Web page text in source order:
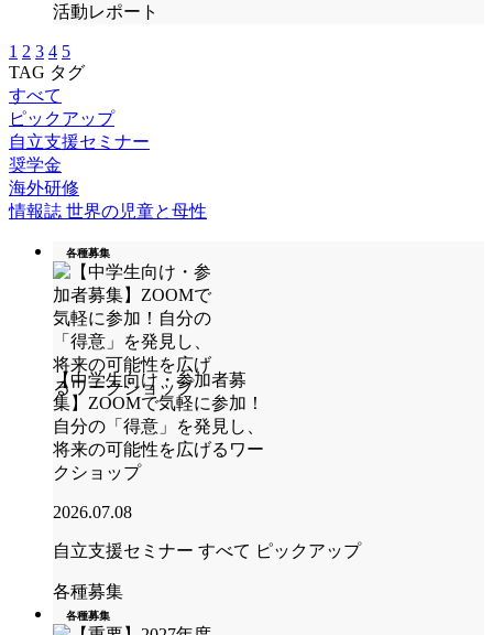
活動レポート
1 2 3 4 5
TAG タグ
すべて
ピックアップ
自立支援セミナー
奨学金
海外研修
情報誌 世界の児童と母性
各種募集
【中学生向け・参加者募
集】ZOOMで気軽に参加！
自分の「得意」を発見し、
将来の可能性を広げるワー
クショップ
2026.07.08
自立支援セミナー すべて ピックアップ
各種募集
各種募集